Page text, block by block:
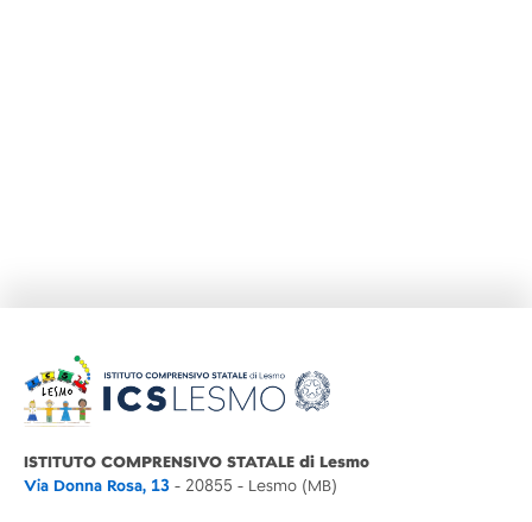
ISTITUTO COMPRENSIVO STATALE di Lesmo
Via Donna Rosa, 13 - 20855 - Lesmo (MB)